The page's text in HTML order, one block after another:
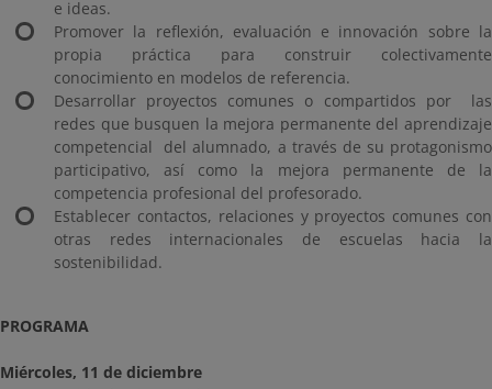
e ideas.
Promover la reflexión, evaluación e innovación sobre la
propia práctica para construir colectivamente
conocimiento en modelos de referencia.
Desarrollar proyectos comunes o compartidos por las
redes que busquen la mejora permanente del aprendizaje
competencial del alumnado, a través de su protagonismo
participativo, así como la mejora permanente de la
competencia profesional del profesorado.
Establecer contactos, relaciones y proyectos comunes con
otras redes internacionales de escuelas hacia la
sostenibilidad.
PROGRAMA
Miércoles, 11 de diciembre